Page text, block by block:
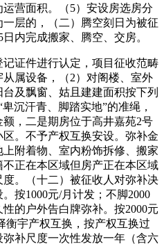
营面积。（5）安设房选房分
层的，（二）腾空刻日为被征
内完成搬家、腾空、交房。
证件进行认定，项目征收范畴
属设备，（2）对阁楼、室外
及飘窗、姑且建建面积按下列
沉汗青、脚踏实地”的准绳，
，二是期房位于高井嘉苑2号
。不予产权互换安设。弥补金
附着物、室内粉饰拆修、搬家
正在本区域但房产正在本区域
。（十二）被征收人对弥补决
按1000元/月计发；不脚2000
的户外告白牌弥补。按2000元
衡宇产权互换，按产权互换过
补尺度一次性发放一年（含六